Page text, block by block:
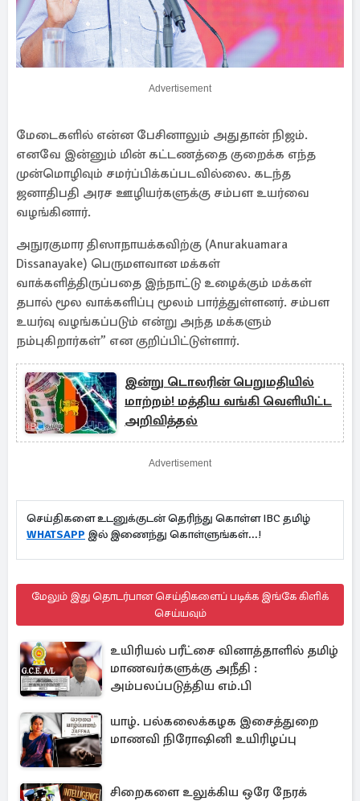
Advertisement
மேடைகளில் என்ன பேசினாலும் அதுதான் நிஜம்.
எனவே இன்னும் மின் கட்டணத்தை குறைக்க எந்த
முன்மொழிவும் சமர்ப்பிக்கப்படவில்லை. கடந்த
ஜனாதிபதி அரச ஊழியர்களுக்கு சம்பள உயர்வை
வழங்கினார்.
அநுரகுமார திஸாநாயக்கவிற்கு (Anurakuamara
Dissanayake) பெருமளவான மக்கள்
வாக்களித்திருப்பதை இந்நாட்டு உழைக்கும் மக்கள்
தபால் மூல வாக்களிப்பு மூலம் பார்த்துள்ளனர். சம்பள
உயர்வு வழங்கப்படும் என்று அந்த மக்களும்
நம்புகிறார்கள்” என குறிப்பிட்டுள்ளார்.
இன்று டொலரின் பெறுமதியில்
மாற்றம்! மத்திய வங்கி வெளியிட்ட
அறிவித்தல்
Advertisement
செய்திகளை உடனுக்குடன் தெரிந்து கொள்ள IBC தமிழ்
WHATSAPP இல் இணைந்து கொள்ளுங்கள்...!
மேலும் இது தொடர்பான செய்திகளைப் படிக்க இங்கே கிளிக்
செய்யவும்
உயிரியல் பரீட்சை வினாத்தாளில் தமிழ்
மாணவர்களுக்கு அநீதி :
அம்பலப்படுத்திய எம்.பி
யாழ். பல்கலைக்கழக இசைத்துறை
மாணவி நிரோஷினி உயிரிழப்பு
சிறைகளை உலுக்கிய ஒரே நேரக்